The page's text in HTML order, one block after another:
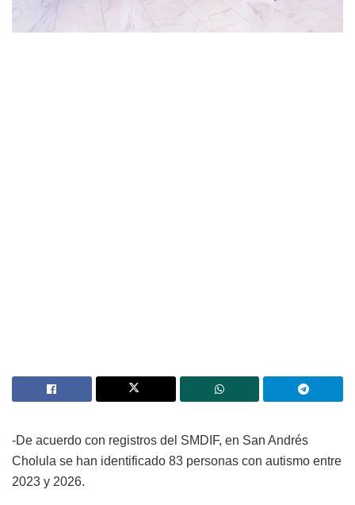
-De acuerdo con registros del SMDIF, en San Andrés
Cholula se han identificado 83 personas con autismo entre
2023 y 2026.